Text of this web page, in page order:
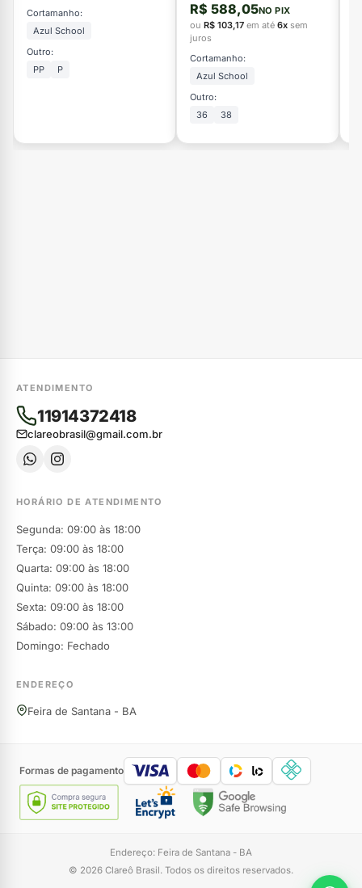
Cortamanho:
Azul School
Outro:
PP
P
R$ 588,05NO PIX
ou R$ 103,17 em até 6x sem
juros
Cortamanho:
Azul School
Outro:
36
38
ATENDIMENTO
11914372418
clareobrasil@gmail.com.br
HORÁRIO DE ATENDIMENTO
Segunda: 09:00 às 18:00
Terça: 09:00 às 18:00
Quarta: 09:00 às 18:00
Quinta: 09:00 às 18:00
Sexta: 09:00 às 18:00
Sábado: 09:00 às 13:00
Domingo: Fechado
ENDEREÇO
Feira de Santana - BA
Formas de pagamento
Endereço: Feira de Santana - BA
© 2026 Clareô Brasil. Todos os direitos reservados.